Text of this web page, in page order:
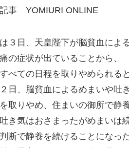
事 YOMIURI ONLINE
３日、天皇陛下が脳貧血によ
の症状が出ていることから、
べての日程を取りやめられる
日、脳貧血によるめまいや吐
取りやめ、住まいの御所で静養
き気はおさまったがめまいは
断で静養を続けることになった